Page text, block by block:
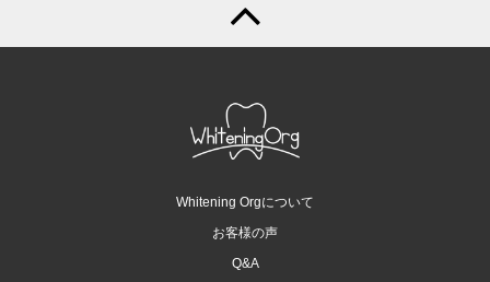
Whitening Orgについて
お客様の声
Q&A